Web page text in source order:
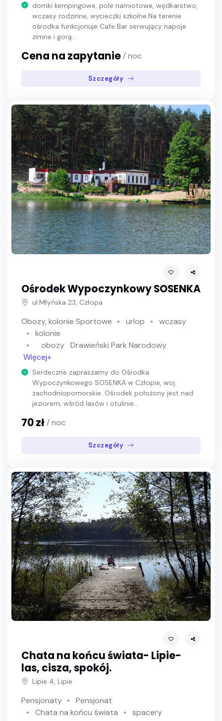
domki kempingowe, pole namiotowe, wędkarstwo,
wczasy rodzinne, wycieczki szkolne.Na terenie
ośrodka funkcjonuje Cafe Bar serwujący napoje
zimne i gorą...
Cena na zapytanie / noc
Szczegóły
Ośrodek Wypoczynkowy SOSENKA
ul.Młyńska 23, Człopa
Obozy, kolonie Sportowe urlop
wczasy
kolonie
obozy Drawieński Park Narodowy
Więcej+
Serdeczne zapraszamy do Ośrodka
Wypoczynkowego SOSENKA w Człopie, woj.
zachodniopomorskie. Ośrodek położony jest nad
jeziorem, wśród lasów i otulinie...
70 zł/ noc
Szczegóły
Chata na końcu świata- Lipie-
las, cisza, spokój.
Lipie 4, Lipie
Pensjonaty
Pensjonat
Chata na końcu świata
spacery